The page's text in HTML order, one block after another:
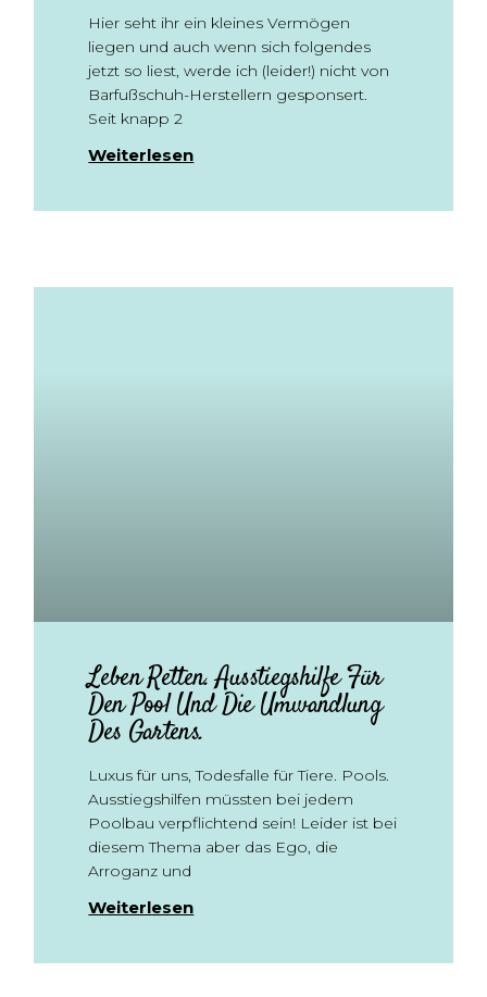
Hier seht ihr ein kleines Vermögen
liegen und auch wenn sich folgendes
jetzt so liest, werde ich (leider!) nicht von
Barfußschuh-Herstellern gesponsert.
Seit knapp 2
Weiterlesen
Leben Retten. Ausstiegshilfe Für
Den Pool Und Die Umwandlung
Des Gartens.
Luxus für uns, Todesfalle für Tiere. Pools.
Ausstiegshilfen müssten bei jedem
Poolbau verpflichtend sein! Leider ist bei
diesem Thema aber das Ego, die
Arroganz und
Weiterlesen